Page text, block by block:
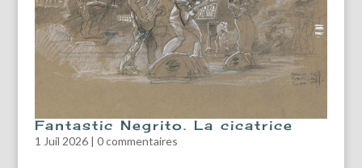
Fantastic Negrito. La cicatrice
1 Juil 2026| 0 commentaires